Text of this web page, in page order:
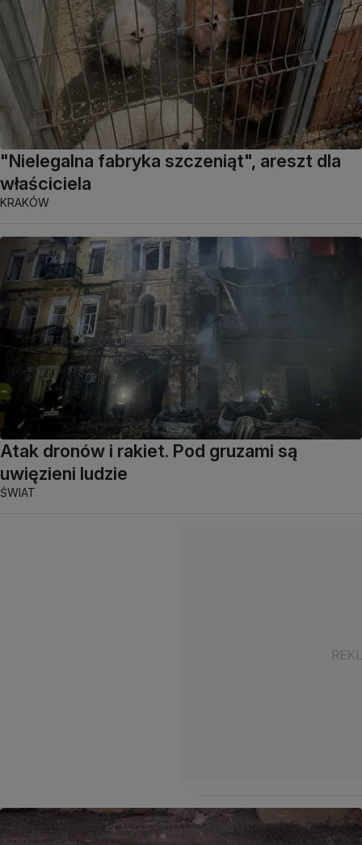
"Nielegalna fabryka szczeniąt", areszt dla
właściciela
KRAKÓW
Atak dronów i rakiet. Pod gruzami są
uwięzieni ludzie
ŚWIAT